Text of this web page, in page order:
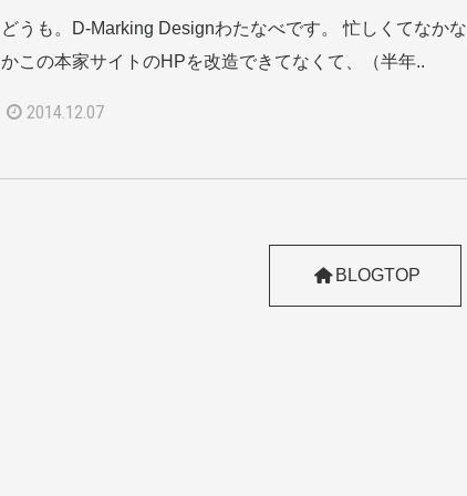
どうも。D-Marking Designわたなべです。 忙しくてなかな
かこの本家サイトのHPを改造できてなくて、（半年..
2014.12.07
BLOGTOP